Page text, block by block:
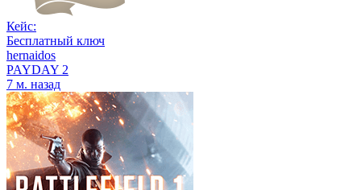
Кейс:
Бесплатный ключ
hernaidos
PAYDAY 2
7 м. назад